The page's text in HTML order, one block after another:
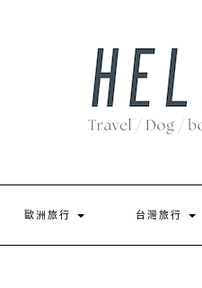
歐洲旅行 台灣旅行